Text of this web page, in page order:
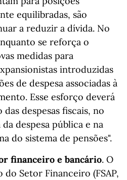
equilibradas, são
a reduzir a dívida. No
se reforça o
medidas para
introduzidas
de despesa associadas à
Esse esforço deverá
despesas fiscais, no
despesa pública e na
do sistema de pensões".
financeiro e bancário. O
do Setor Financeiro (FSAP,